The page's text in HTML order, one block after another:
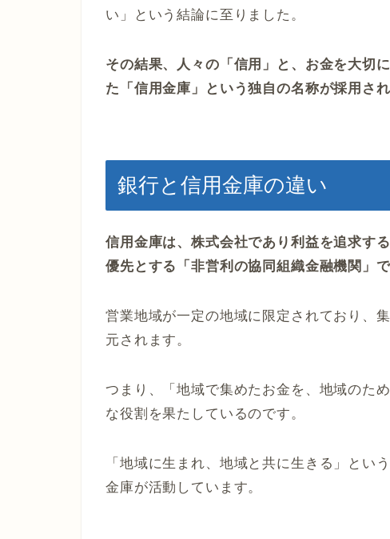
い」という結論に至りました。
その結果、人々の「信用」と、お金を大切
た「信用金庫」という独自の名称が採用され
銀行と信用金庫の違い
信用金庫は、株式会社であり利益を追求す
優先とする「非営利の協同組織金融機関」で
営業地域が一定の地域に限定されており、
元されます。
つまり、「地域で集めたお金を、地域のた
な役割を果たしているのです。
「地域に生まれ、地域と共に生きる」とい
金庫が活動しています。